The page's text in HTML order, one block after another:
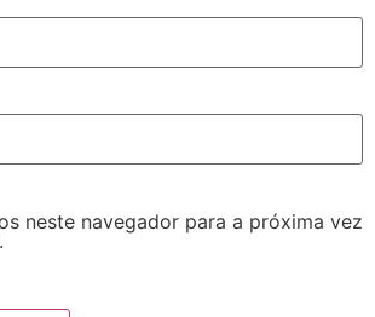
neste navegador para a próxima vez